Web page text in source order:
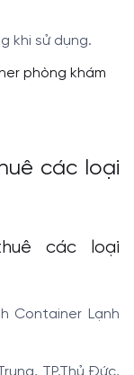
khi sử dụng.
phòng khám
các loại
các loại
Container Lạnh